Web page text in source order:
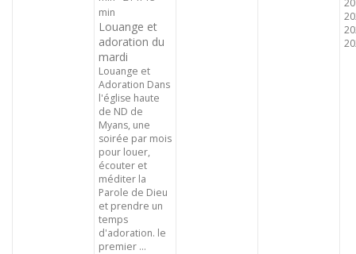
min
Louange et
adoration du
mardi
Louange et
Adoration Dans
l'église haute
de ND de
Myans, une
soirée par mois
pour louer,
écouter et
méditer la
Parole de Dieu
et prendre un
temps
d'adoration. le
premier ...